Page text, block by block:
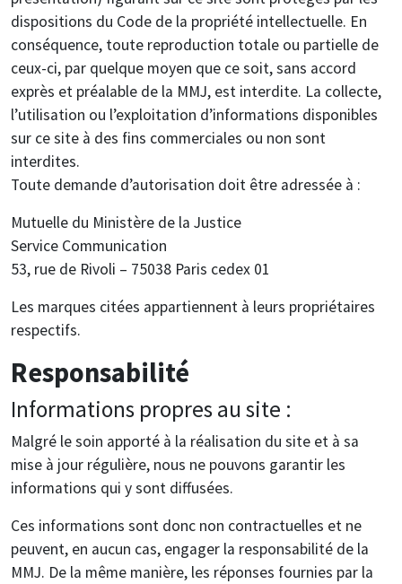
dispositions du Code de la propriété intellectuelle. En
conséquence, toute reproduction totale ou partielle de
ceux-ci, par quelque moyen que ce soit, sans accord
exprès et préalable de la MMJ, est interdite. La collecte,
l’utilisation ou l’exploitation d’informations disponibles
sur ce site à des fins commerciales ou non sont
interdites.
Toute demande d’autorisation doit être adressée à :
Mutuelle du Ministère de la Justice
Service Communication
53, rue de Rivoli – 75038 Paris cedex 01
Les marques citées appartiennent à leurs propriétaires
respectifs.
Responsabilité
Informations propres au site :
Malgré le soin apporté à la réalisation du site et à sa
mise à jour régulière, nous ne pouvons garantir les
informations qui y sont diffusées.
Ces informations sont donc non contractuelles et ne
peuvent, en aucun cas, engager la responsabilité de la
MMJ. De la même manière, les réponses fournies par la